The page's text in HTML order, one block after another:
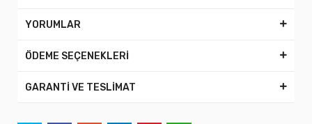
YORUMLAR
ÖDEME SEÇENEKLERİ
GARANTİ VE TESLİMAT